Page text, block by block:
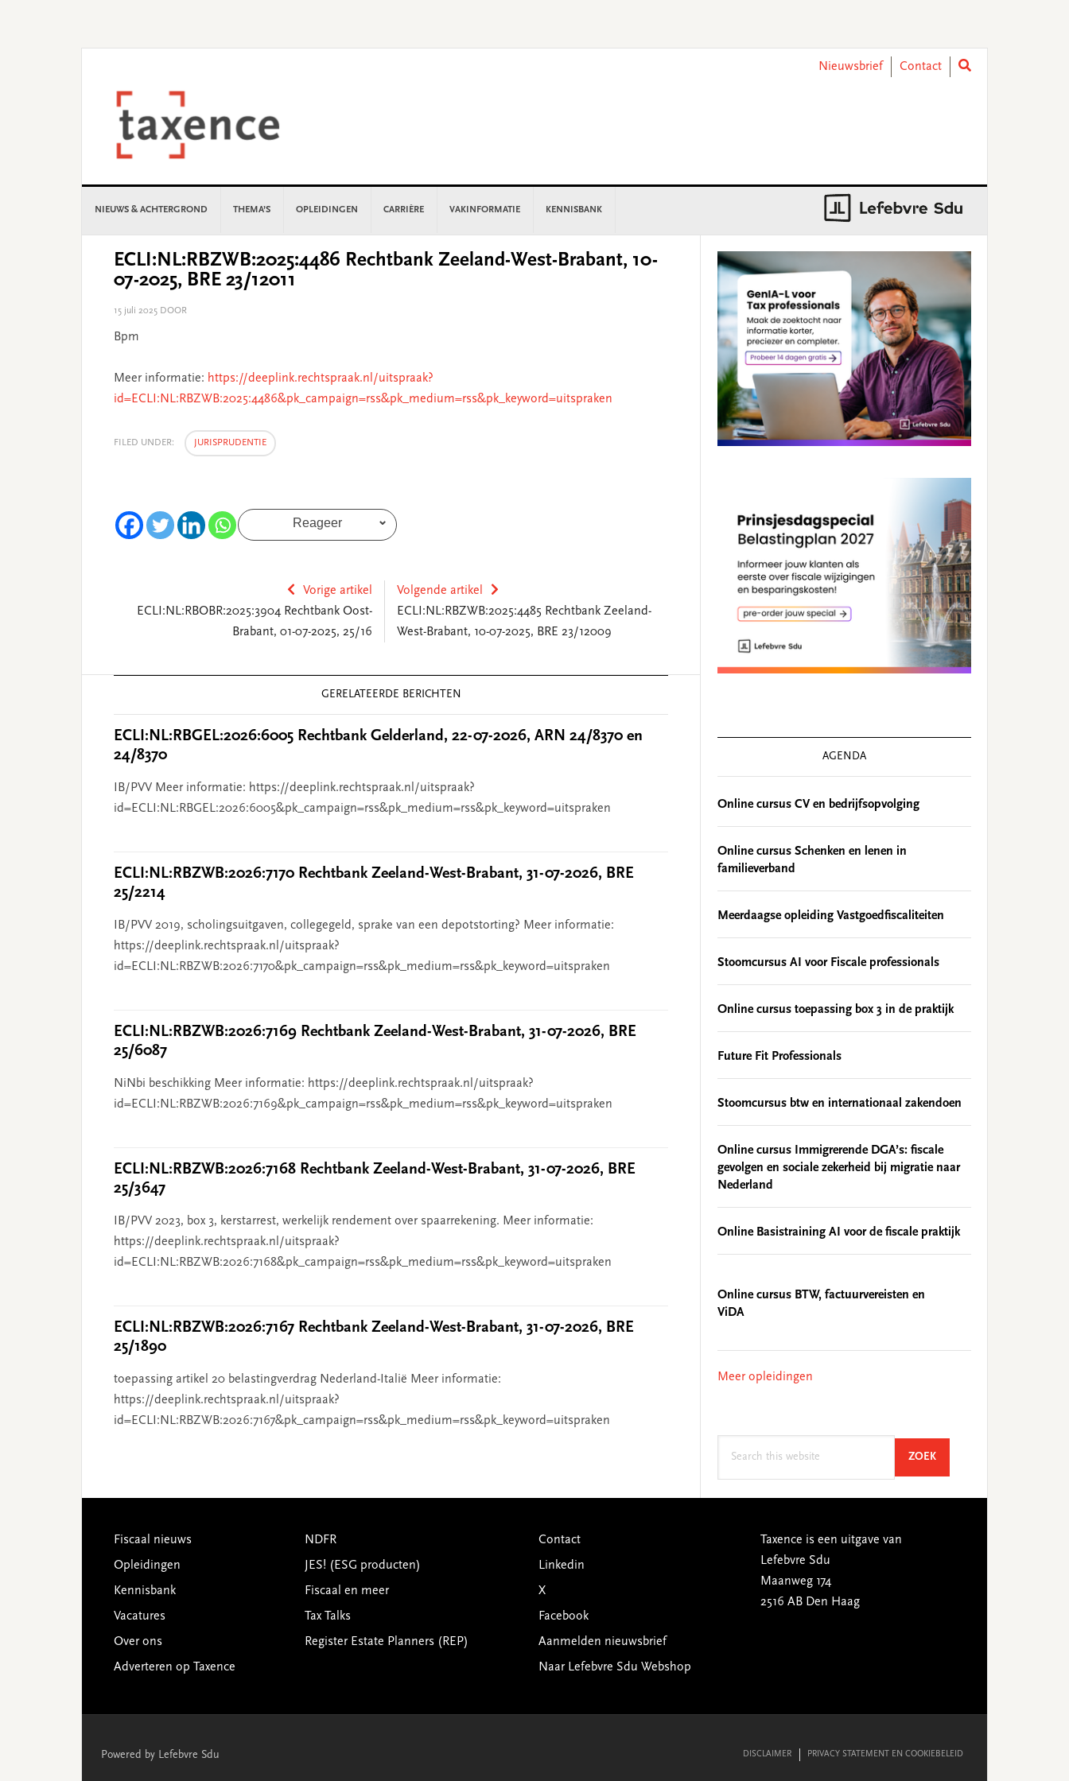
Nieuwsbrief
Contact
NIEUWS & ACHTERGROND THEMA’S OPLEIDINGEN CARRIÈRE VAKINFORMATIE KENNISBANK
ECLI:NL:RBZWB:2025:4486 Rechtbank Zeeland-West-Brabant, 10-
07-2025, BRE 23/12011
15 juli 2025 DOOR
Bpm
Meer informatie: https://deeplink.rechtspraak.nl/uitspraak?
id=ECLI:NL:RBZWB:2025:4486&pk_campaign=rss&pk_medium=rss&pk_keyword=uitspraken
FILED UNDER: JURISPRUDENTIE
Reageer
Vorige artikel
ECLI:NL:RBOBR:2025:3904 Rechtbank Oost-
Brabant, 01-07-2025, 25/16
Volgende artikel
ECLI:NL:RBZWB:2025:4485 Rechtbank Zeeland-
West-Brabant, 10-07-2025, BRE 23/12009
GERELATEERDE BERICHTEN
ECLI:NL:RBGEL:2026:6005 Rechtbank Gelderland, 22-07-2026, ARN 24/8370 en
24/8370
IB/PVV Meer informatie: https://deeplink.rechtspraak.nl/uitspraak?
id=ECLI:NL:RBGEL:2026:6005&pk_campaign=rss&pk_medium=rss&pk_keyword=uitspraken
ECLI:NL:RBZWB:2026:7170 Rechtbank Zeeland-West-Brabant, 31-07-2026, BRE
25/2214
IB/PVV 2019, scholingsuitgaven, collegegeld, sprake van een depotstorting? Meer informatie:
https://deeplink.rechtspraak.nl/uitspraak?
id=ECLI:NL:RBZWB:2026:7170&pk_campaign=rss&pk_medium=rss&pk_keyword=uitspraken
ECLI:NL:RBZWB:2026:7169 Rechtbank Zeeland-West-Brabant, 31-07-2026, BRE
25/6087
NiNbi beschikking Meer informatie: https://deeplink.rechtspraak.nl/uitspraak?
id=ECLI:NL:RBZWB:2026:7169&pk_campaign=rss&pk_medium=rss&pk_keyword=uitspraken
ECLI:NL:RBZWB:2026:7168 Rechtbank Zeeland-West-Brabant, 31-07-2026, BRE
25/3647
IB/PVV 2023, box 3, kerstarrest, werkelijk rendement over spaarrekening. Meer informatie:
https://deeplink.rechtspraak.nl/uitspraak?
id=ECLI:NL:RBZWB:2026:7168&pk_campaign=rss&pk_medium=rss&pk_keyword=uitspraken
ECLI:NL:RBZWB:2026:7167 Rechtbank Zeeland-West-Brabant, 31-07-2026, BRE
25/1890
toepassing artikel 20 belastingverdrag Nederland-Italië Meer informatie:
https://deeplink.rechtspraak.nl/uitspraak?
id=ECLI:NL:RBZWB:2026:7167&pk_campaign=rss&pk_medium=rss&pk_keyword=uitspraken
Sidebar
AGENDA
Online cursus CV en bedrijfsopvolging
Online cursus Schenken en lenen in
familieverband
Meerdaagse opleiding Vastgoedfiscaliteiten
Stoomcursus AI voor Fiscale professionals
Online cursus toepassing box 3 in de praktijk
Future Fit Professionals
Stoomcursus btw en internationaal zakendoen
Online cursus Immigrerende DGA’s: fiscale
gevolgen en sociale zekerheid bij migratie naar
Nederland
Online Basistraining AI voor de fiscale praktijk
Online cursus BTW, factuurvereisten en
ViDA
Meer opleidingen
ZOEKSEARCH
Footer
Fiscaal nieuws
Opleidingen
Kennisbank
Vacatures
Over ons
Adverteren op Taxence
NDFR
JES! (ESG producten)
Fiscaal en meer
Tax Talks
Register Estate Planners (REP)
Contact
Linkedin
X
Facebook
Aanmelden nieuwsbrief
Naar Lefebvre Sdu Webshop
Taxence is een uitgave van
Lefebvre Sdu
Maanweg 174
2516 AB Den Haag
Powered by Lefebvre Sdu DISCLAIMER PRIVACY STATEMENT EN COOKIEBELEID